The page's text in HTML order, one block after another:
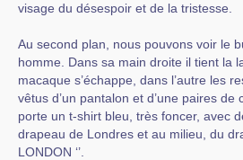
visage du désespoir et de la tristesse.
Au second plan, nous pouvons voir le
homme. Dans sa main droite il tient la
macaque s’échappe, dans l’autre les
vêtus d’un pantalon et d’une paires de
porte un t-shirt bleu, très foncer, avec
drapeau de Londres et au milieu, du
LONDON ‘’.